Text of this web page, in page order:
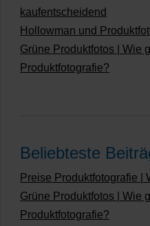
kaufentscheidend
Hollowman und
Grüne Produktfotos | Wie
Produktfotografie?
Beliebteste
Preise Produktfotografie |
Grüne Produktfotos | Wie
Produktfotografie?